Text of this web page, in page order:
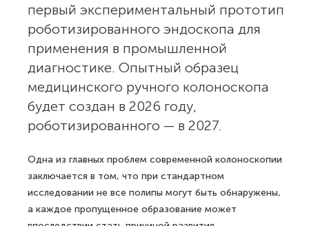
первый экспериментальный прототип
роботизированного эндоскопа для
применения в промышленной
диагностике. Опытный образец
медицинского ручного колоноскопа
будет создан в 2026 году,
роботизированного — в 2027.
Одна из главных проблем современной колоноскопии
заключается в том, что при стандартном
исследовании не все полипы могут быть обнаружены,
а каждое пропущенное образование может